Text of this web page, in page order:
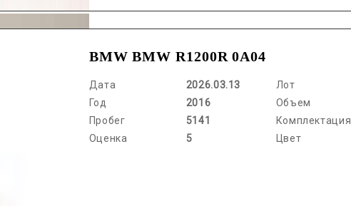
BMW BMW R1200R 0A04
Дата
2026.03.13
Год
2016
Пробег
5141
Оценка
5
Лот
Объем
Комплектация
Цвет